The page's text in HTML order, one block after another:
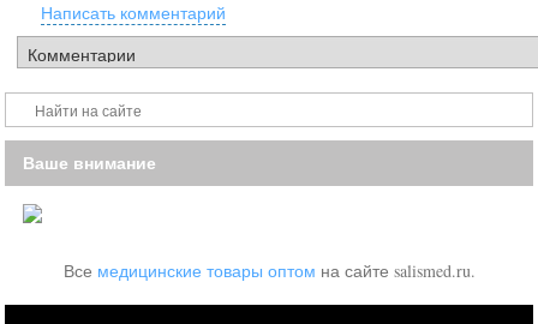
Написать комментарий
Ваше внимание
Все медицинские товары оптом на сайте salismed.ru.